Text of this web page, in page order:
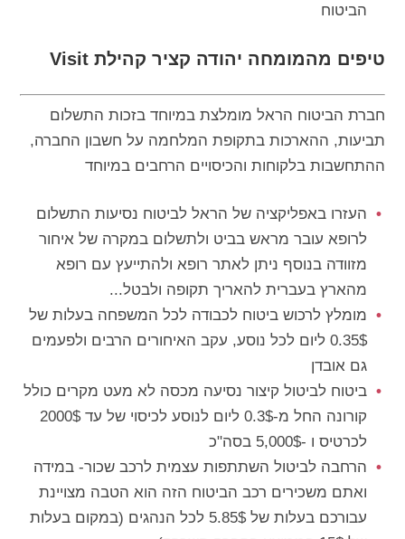
הביטוח
טיפים מהמומחה יהודה קציר קהילת Visit
חברת הביטוח הראל מומלצת במיוחד בזכות התשלום
תביעות, ההארכות בתקופת המלחמה על חשבון החברה,
ההתחשבות בלקוחות והכיסויים הרחבים במיוחד
העזרו באפליקציה של הראל לביטוח נסיעות התשלום
לרופא עובר מראש בביט ולתשלום במקרה של איחור
מזוודה בנוסף ניתן לאתר רופא ולהתייעץ עם רופא
מהארץ בעברית להאריך תקופה ולבטל...
מומלץ לרכוש ביטוח לכבודה לכל המשפחה בעלות של
0.35$ ליום לכל נוסע, עקב האיחורים הרבים ולפעמים
גם אובדן
ביטוח לביטול קיצור נסיעה מכסה לא מעט מקרים כולל
קורונה החל מ-0.3$ ליום לנוסע לכיסוי של עד 2000$
לכרטיס ו -5,000$ בסה"כ
הרחבה לביטול השתתפות עצמית לרכב שכור- במידה
ואתם משכירים רכב הביטוח הזה הוא הטבה מצויינת
עבורכם בעלות של 5.85$ לכל הנהגים (במקום בעלות